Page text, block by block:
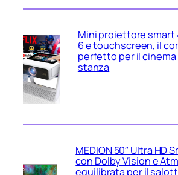
Mini proiettore smart
6 e touchscreen, il
perfetto per il cinema
stanza
MEDION 50″ Ultra HD
con Dolby Vision e
equilibrata per il